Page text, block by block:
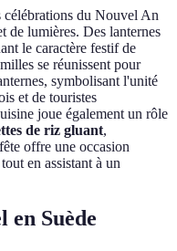
célébrations du Nouvel An
de lumières. Des lanternes
le caractère festif de
se réunissent pour
symbolisant l'unité
et de touristes
joue également un rôle
de riz gluant,
offre une occasion
en assistant à un
en Suède